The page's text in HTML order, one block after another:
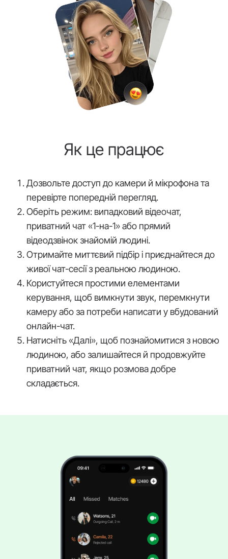
Як це працює
Дозвольте доступ до камери й мікрофона та
перевірте попередній перегляд.
Оберіть режим: випадковий відеочат,
приватний чат «1-на-1» або прямий
відеодзвінок знайомій людині.
Отримайте миттєвий підбір і приєднайтеся до
живої чат-сесії з реальною людиною.
Користуйтеся простими елементами
керування, щоб вимкнути звук, перемкнути
камеру або за потреби написати у вбудований
онлайн-чат.
Натисніть «Далі», щоб познайомитися з новою
людиною, або залишайтеся й продовжуйте
приватний чат, якщо розмова добре
складається.